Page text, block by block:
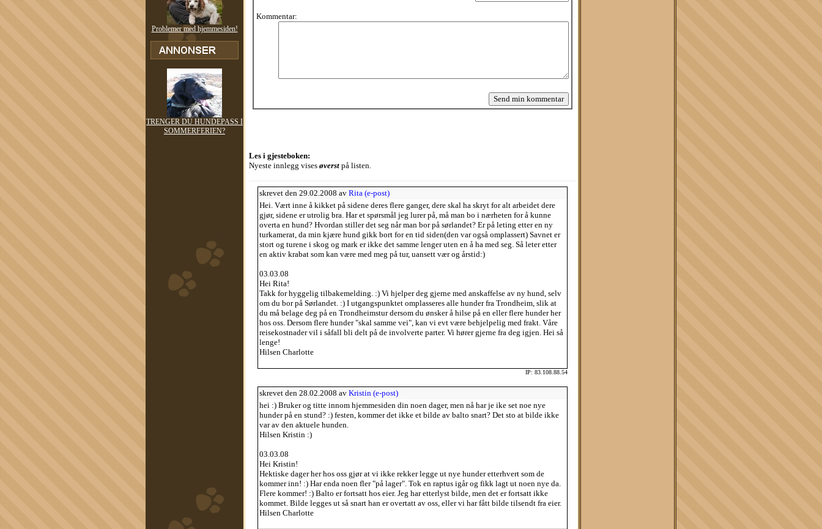
Problemer med hjemmesiden!
TRENGER DU HUNDEPASS I
SOMMERFERIEN?
Kommentar:
Les i gjesteboken:
Nyeste innlegg vises øverst på listen.
skrevet den 29.02.2008 av Rita (e-post)
Hei. Vært inne å kikket på sidene deres flere ganger, dere skal ha skryt for alt arbeidet dere
gjør, sidene er utrolig bra. Har et spørsmål jeg lurer på, må man bo i nærheten for å kunne
overta en hund? Hvordan stiller det seg når man bor på sørlandet? Er på leting etter en ny
turkamerat, da min kjære hund gikk bort for en tid siden(den var også omplassert) Savnet er
stort og turene i skog og mark er ikke det samme lenger uten en å ha med seg. Så leter etter
en aktiv krabat som kan være med meg på tur, uansett vær og årstid:)
03.03.08
Hei Rita!
Takk for hyggelig tilbakemelding. :) Vi hjelper deg gjerne med anskaffelse av ny hund, selv
om du bor på Sørlandet. :) I utgangspunktet omplasseres alle hunder fra Trondheim, slik at
du må belage deg på en Trondheimstur dersom du ønsker å hilse på en eller flere hunder her
hos oss. Dersom flere hunder "skal samme vei", kan vi evt være behjelpelig med frakt. Våre
reisekostnader vil i såfall bli delt på de involverte parter. Vi hører gjerne fra deg igjen. Hei så
lenge!
Hilsen Charlotte
IP: 83.108.88.54
skrevet den 28.02.2008 av Kristin (e-post)
hei :) Bruker og titte innom hjemmesiden din noen dager, men nå har je ike set noe nye
hunder på en stund? :) festen, kommer det ikke et bilde av balto snart? Det sto at bilde ikke
var av den aktuele hunden.
Hilsen Kristin :)
03.03.08
Hei Kristin!
Hektiske dager her hos oss gjør at vi ikke rekker legge ut nye hunder etterhvert som de
kommer inn! :) Har enda noen fler "på lager". Tok en raptus igår og fikk lagt ut noen nye da.
Flere kommer! :) Balto er fortsatt hos eier. Jeg har etterlyst bilde, men det er fortsatt ikke
kommet. Bilde legges ut så snart han er overtatt av oss, eller vi har fått bilde tilsendt fra eier.
Hilsen Charlotte